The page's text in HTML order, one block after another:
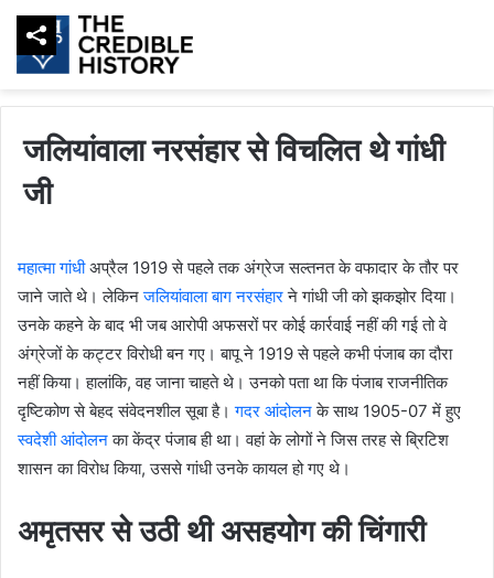
जलियांवाला नरसंहार से विचलित थे गांधी
जी
महात्मा गांधीअप्रैल 1919 से पहले तक अंग्रेज सल्तनत के वफादार के तौर पर
जाने जाते थे। लेकिनजलियांवाला बाग नरसंहारने गांधी जी को झकझोर दिया।
उनके कहने के बाद भी जब आरोपी अफसरों पर कोई कार्रवाई नहीं की गई तो वे
अंग्रेजों के कट्टर विरोधी बन गए। बापू ने 1919 से पहले कभी पंजाब का दौरा
नहीं किया। हालांकि, वह जाना चाहते थे। उनको पता था कि पंजाब राजनीतिक
दृष्टिकोण से बेहद संवेदनशील सूबा है।गदर आंदोलनके साथ 1905-07 में हुए
स्वदेशी आंदोलनका केंद्र पंजाब ही था। वहां के लोगों ने जिस तरह से ब्रिटिश
शासन का विरोध किया, उससे गांधी उनके कायल हो गए थे।
अमृतसर से उठी थी असहयोग की चिंगारी